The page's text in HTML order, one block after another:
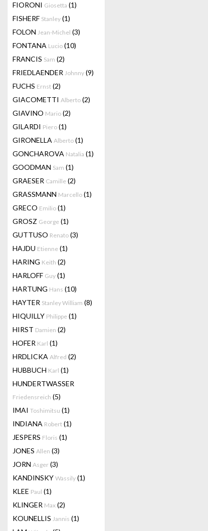
FIORONI Giosetta (1)
FISHERF Stanley (1)
FOLON Jean-Michel (3)
FONTANA Lucio (10)
FRANCIS Sam (2)
FRIEDLAENDER Johnny (9)
FUCHS Ernst (2)
GIACOMETTI Alberto (2)
GIAVINO Mario (2)
GILARDI Piero (1)
GIRONELLA Alberto (1)
GONCHAROVA Natalia (1)
GOODMAN Sam (1)
GRAESER Camille (2)
GRASSMANN Marcello (1)
GRECO Emilio (1)
GROSZ George (1)
GUTTUSO Renato (3)
HAJDU Etienne (1)
HARING Keith (2)
HARLOFF Guy (1)
HARTUNG Hans (10)
HAYTER Stanley William (8)
HIQUILLY Philippe (1)
HIRST Damien (2)
HOFER Karl (1)
HRDLICKA Alfred (2)
HUBBUCH Karl (1)
HUNDERTWASSER
Friedensreich (5)
IMAI Toshimitsu (1)
INDIANA Robert (1)
JESPERS Floris (1)
JONES Allen (3)
JORN Asger (3)
KANDINSKY Wassily (1)
KLEE Paul (1)
KLINGER Max (2)
KOUNELLIS Jannis (1)